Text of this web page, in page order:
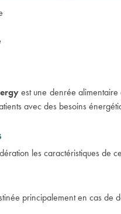
est une denrée
avec des besoins
les caractéristiques de
principalement en cas de